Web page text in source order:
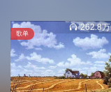
歌单
262.8万